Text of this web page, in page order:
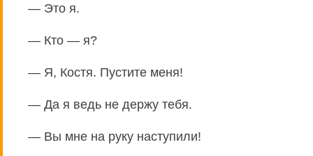
— Это я.
— Кто — я?
— Я, Костя. Пустите меня!
— Да я ведь не держу тебя.
— Вы мне на руку наступили!